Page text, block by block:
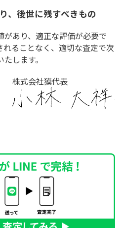
、後世に残すべきもの
あり、適正な評価が必要で
ることなく、適切な査定で次
します。
株式会社獏代表